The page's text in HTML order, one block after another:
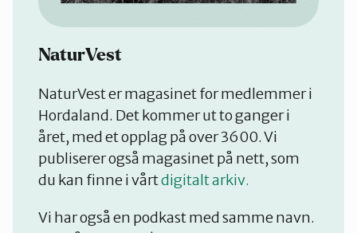
NaturVest
NaturVest er magasinet for medlemmer i
Hordaland. Det kommer ut to ganger i
året, med et opplag på over 3600. Vi
publiserer også magasinet på nett, som
du kan finne i vårtdigitalt arkiv.
Vi har også en podkast med samme navn.